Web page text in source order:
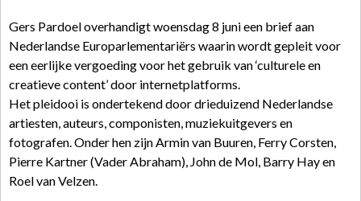
Gers Pardoel overhandigt woensdag 8 juni een brief aan
Nederlandse Europarlementariërs waarin wordt gepleit voor
een eerlijke vergoeding voor het gebruik van ‘culturele en
creatieve content’ door internetplatforms.
Het pleidooi is ondertekend door drieduizend Nederlandse
artiesten, auteurs, componisten, muziekuitgevers en
fotografen. Onder hen zijn Armin van Buuren, Ferry Corsten,
Pierre Kartner (Vader Abraham), John de Mol, Barry Hay en
Roel van Velzen.